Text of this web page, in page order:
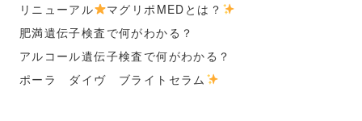
リニューアル
マグリポMEDとは？
肥満遺伝子検査で何がわかる？
アルコール遺伝子検査で何がわかる？
ポーラ ダイヴ ブライトセラム